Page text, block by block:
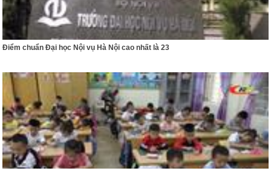
​Điểm chuẩn Đại học Nội vụ Hà Nội cao nhất là 23